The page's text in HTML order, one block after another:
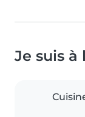
Je suis à